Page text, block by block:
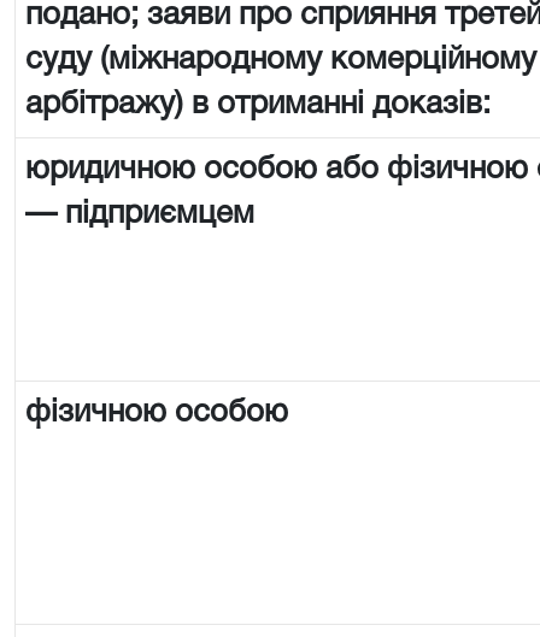
подано; заяви про сприяння
суду (міжнародному комерційному
арбітражу) в отриманні доказів:
юридичною особою або фізичною
— підприємцем
фізичною особою